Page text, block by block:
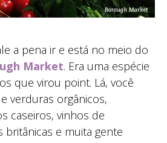
a pena ir e está no meio do
Market. Era uma espécie
que virou point. Lá, você
verduras orgânicos,
caseiros, vinhos de
britânicas e muita gente